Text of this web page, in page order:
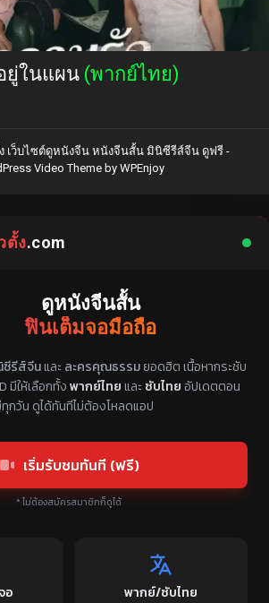
ยู่ในแผน (พากย์ไทย)
เว็บไซต์ดูหนังจีน หนังจีนสั้น มินิซีรีส์จีน ดูฟรี -
Video Themeby WPEnjoy
ตั้ง.com
ดูหนังจีนสั้น
ฟินเต็มจอมือถือ
ซีรีส์จีนและ ละครคุณธรรมยอดฮิต เนื้อหากระชับ
มีให้เลือกทั้งพากย์ไทยและ ซับไทยอัปเดตตอน
ทุกวัน ดูได้ทันทีไม่ต้องโหลดแอป
เริ่มรับชมทันที (ฟรี)
* ไม่ต้องสมัครสมาชิกก็ดูได้
อ พากย์/ซับไทย